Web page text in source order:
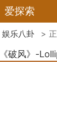
爱探索
娱乐八卦 >
破风》-